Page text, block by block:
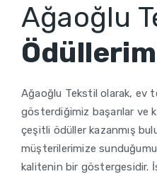
Ağaoğlu
Ağaoğlu Tekstil olarak, ev
gösterdiğimiz başarılar ve
çeşitli ödüller kazanmış
müşterilerimize
kalitenin bir göstergesidir.